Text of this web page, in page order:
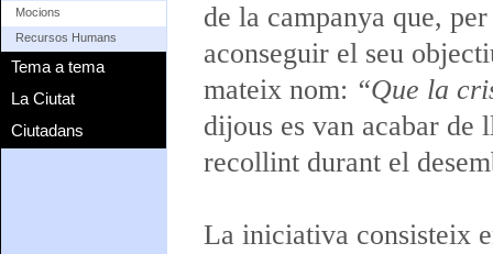
Mocions
Recursos Humans
Tema a tema
La Ciutat
Ciutadans
de la campanya que,
aconseguir el seu
mateix nom: “Que la
dijous es van acabar de
recollint durant el
La iniciativa consisteix